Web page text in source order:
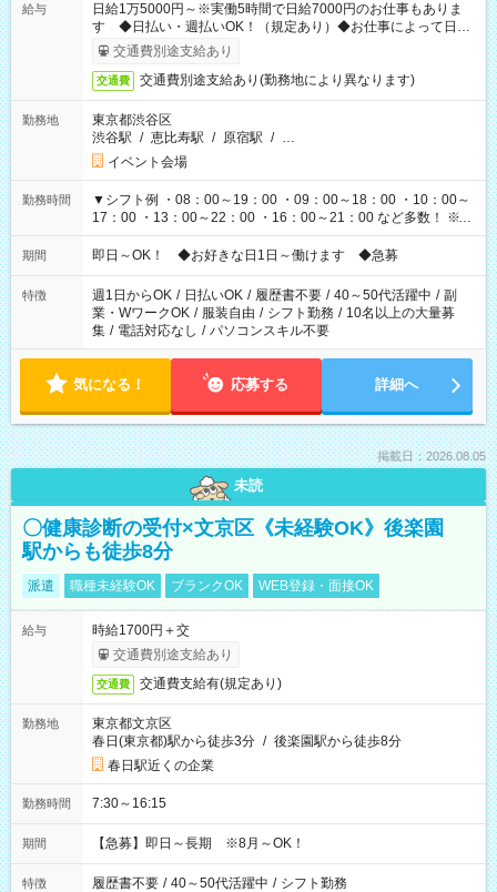
給与
日給1万5000円～※実働5時間で日給7000円のお仕事もありま
す ◆日払い・週払いOK！（規定あり）◆お仕事によって日給
も異なります
交通費別途支給あり
交通費 交通費別途支給あり(勤務地により異なります)
勤務地
東京都渋谷区
渋谷駅 / 恵比寿駅 / 原宿駅 / …
イベント会場
勤務時間
▼シフト例 ・08：00～19：00 ・09：00～18：00 ・10：00～
17：00 ・13：00～22：00 ・16：00～21：00 など多数！ ※お
仕事により勤務時間が異なります
期間 即日～OK！ ◆お好きな日1日～働けます ◆急募
特徴 週1日からOK / 日払いOK / 履歴書不要 / 40～50代活躍中 / 副
業・WワークOK / 服装自由 / シフト勤務 / 10名以上の大量募
集 / 電話対応なし / パソコンスキル不要
気になる！ 応募する 詳細へ
掲載日：2026.08.05
未読
〇健康診断の受付×文京区《未経験OK》後楽園
駅からも徒歩8分
派遣 職種未経験OK ブランクOK WEB登録・面接OK
給与
時給1700円＋交
交通費別途支給あり
交通費 交通費支給有(規定あり)
勤務地
東京都文京区
春日(東京都)駅から徒歩3分 / 後楽園駅から徒歩8分
春日駅近くの企業
勤務時間 7:30～16:15
期間 【急募】即日～長期 ※8月～OK！
特徴 履歴書不要 / 40～50代活躍中 / シフト勤務